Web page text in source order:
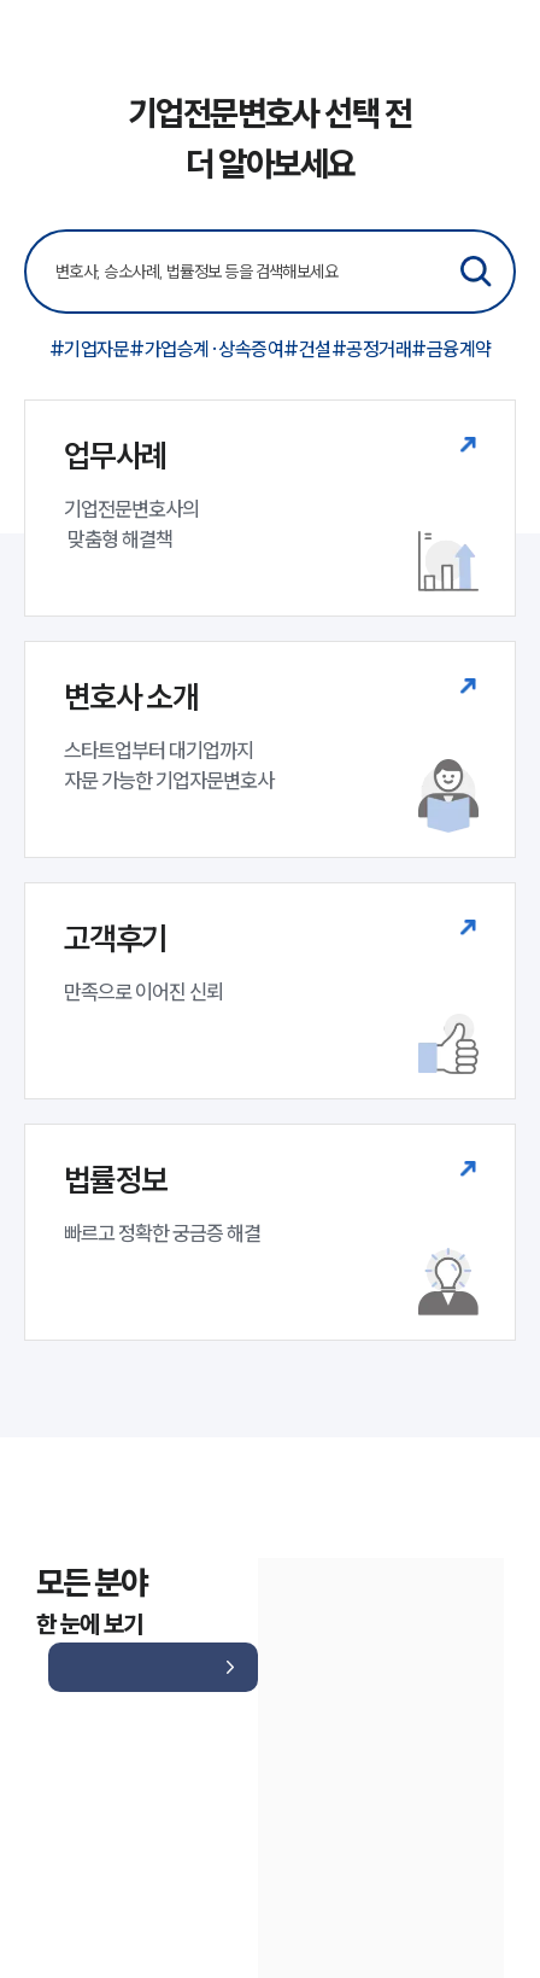
기업전문변호사 선택 전
더 알아보세요
#기업자문#가업승계·상속증여#건설#공정거래#금융계약
업무사례
기업전문변호사의
맞춤형 해결책
변호사 소개
스타트업부터 대기업까지
자문 가능한 기업자문변호사
고객후기
만족으로 이어진 신뢰
법률정보
빠르고 정확한 궁금증 해결
모든 분야
한 눈에 보기